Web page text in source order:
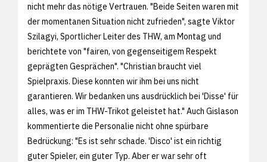
nicht mehr das nötige Vertrauen. "Beide Seiten waren mit
der momentanen Situation nicht zufrieden", sagte Viktor
Szilagyi, Sportlicher Leiter des THW, am Montag und
berichtete von "fairen, von gegenseitigem Respekt
geprägten Gesprächen". "Christian braucht viel
Spielpraxis. Diese konnten wir ihm bei uns nicht
garantieren. Wir bedanken uns ausdrücklich bei 'Disse' für
alles, was er im THW-Trikot geleistet hat." Auch Gislason
kommentierte die Personalie nicht ohne spürbare
Bedrückung: "Es ist sehr schade. 'Disco' ist ein richtig
guter Spieler, ein guter Typ. Aber er war sehr oft